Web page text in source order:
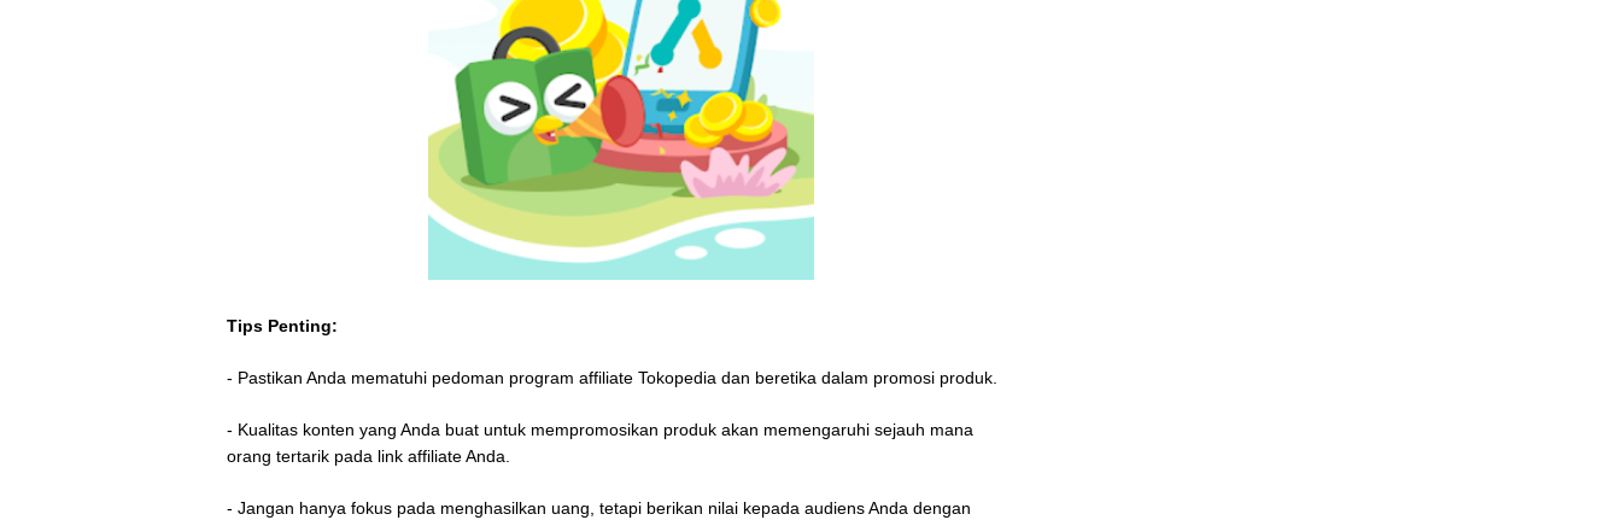
Tips Penting:
- Pastikan Anda mematuhi pedoman program affiliate Tokopedia dan beretika dalam promosi produk.
- Kualitas konten yang Anda buat untuk mempromosikan produk akan memengaruhi sejauh mana
orang tertarik pada link affiliate Anda.
- Jangan hanya fokus pada menghasilkan uang, tetapi berikan nilai kepada audiens Anda dengan